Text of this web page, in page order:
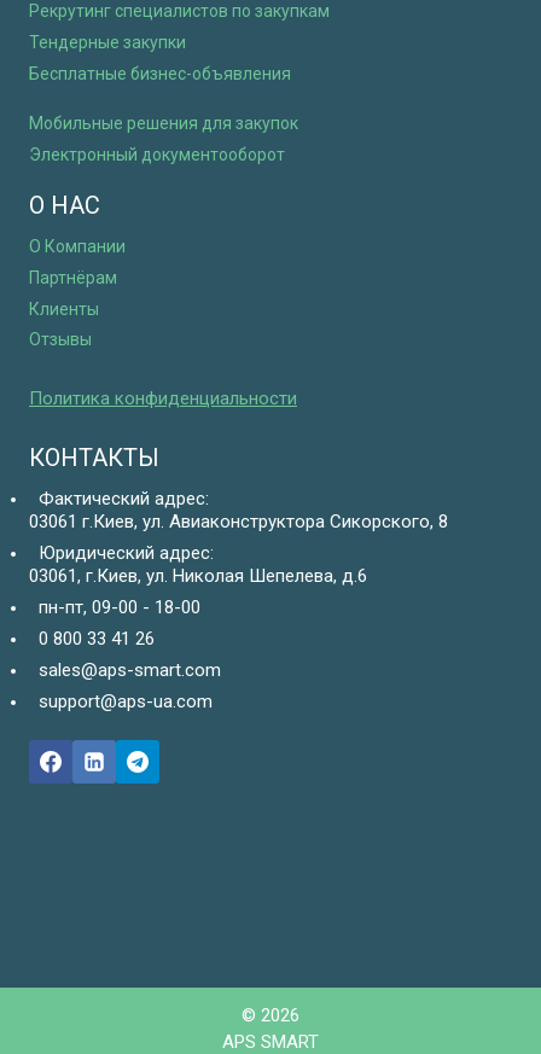
Рекрутинг специалистов по закупкам
Тендерные закупки
Бесплатные бизнес-объявления
Мобильные решения для закупок
Электронный документооборот
О НАС
О Компании
Партнёрам
Клиенты
Отзывы
Политика конфиденциальности
КОНТАКТЫ
Фактический адрес:
03061 г.Киев, ул. Авиаконструктора Сикорского, 8
Юридический адрес:
03061, г.Киев, ул. Николая Шепелева, д.6
пн-пт, 09-00 - 18-00
0 800 33 41 26
sales@aps-smart.com
support@aps-ua.com
© 2026
APS SMART